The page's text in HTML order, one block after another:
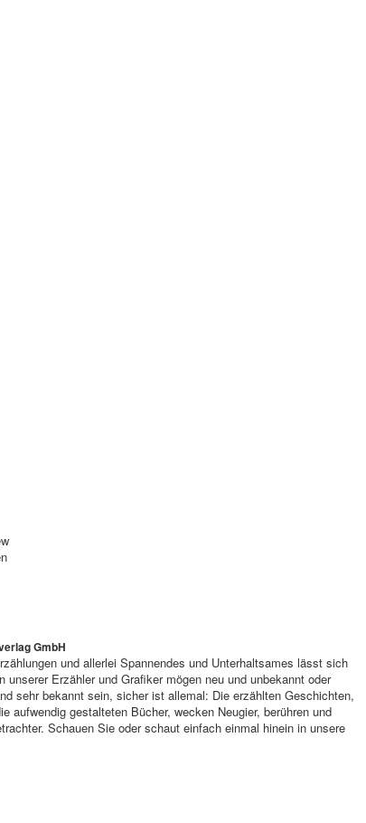
GmbH
und allerlei Spannendes und Unterhaltsames lässt sich
unserer Erzähler und Grafiker mögen neu und unbekannt oder
sehr bekannt sein, sicher ist allemal: Die erzählten Geschichten,
aufwendig gestalteten Bücher, wecken Neugier, berühren und
Schauen Sie oder schaut einfach einmal hinein in unsere